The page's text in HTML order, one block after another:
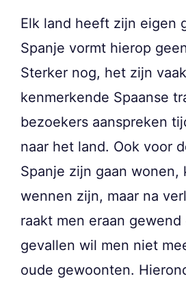
Elk land heeft zijn eigen
Spanje vormt hierop
Sterker nog, het zijn
kenmerkende Spaanse
bezoekers aanspreken
naar het land. Ook voor
Spanje zijn gaan wonen,
wennen zijn, maar na
raakt men eraan
gevallen wil men niet
oude gewoonten.